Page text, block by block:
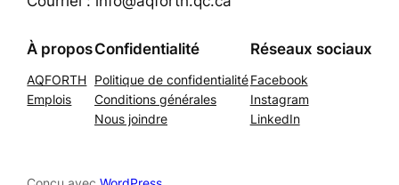
À propos
AQFORTH
Emplois
Confidentialité
Politique de confidentialité
Conditions générales
Nous joindre
Réseaux sociaux
Facebook
Instagram
LinkedIn